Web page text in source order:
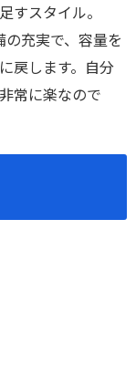
すスタイル。
充実で、容量を
戻します。自分
常に楽なので